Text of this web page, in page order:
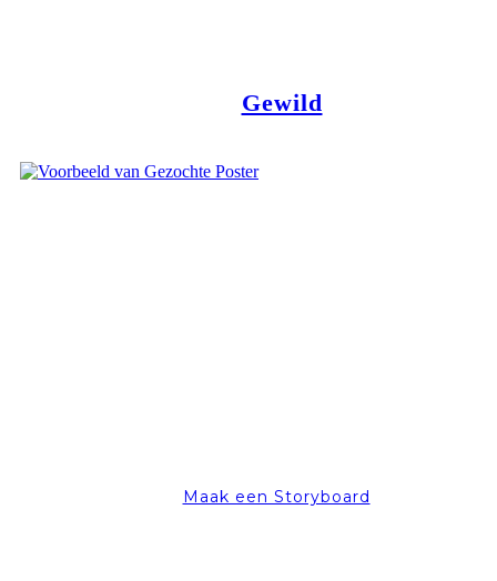
Gewild
Maak een Storyboard